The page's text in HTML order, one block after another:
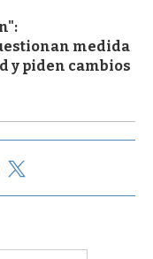
medida
y piden cambios